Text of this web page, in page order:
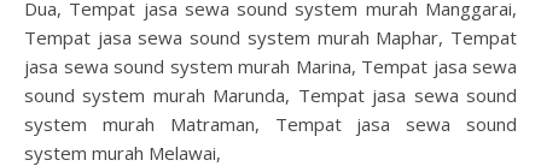
Dua, Tempat jasa sewa sound system murah Manggarai,
Tempat jasa sewa sound system murah Maphar, Tempat
jasa sewa sound system murah Marina, Tempat jasa sewa
sound system murah Marunda, Tempat jasa sewa sound
system murah Matraman, Tempat jasa sewa sound
system murah Melawai,